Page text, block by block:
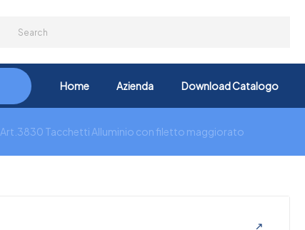
Home Azienda Download Catalogo
Art.3830 Tacchetti Alluminio con filetto maggiorato